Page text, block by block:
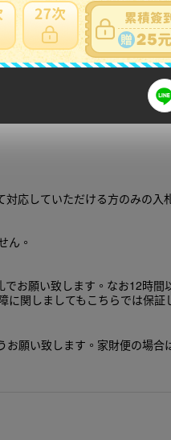
。
応していただける方のみの
ん。
お願い致します。なお12時
関しましてもこちらでは保
願い致します。家財便の場合